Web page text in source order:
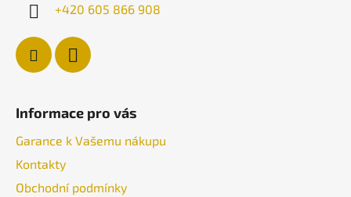
+420 605 866 908
Informace pro vás
Garance k Vašemu nákupu
Kontakty
Obchodní podmínky